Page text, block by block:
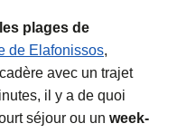
les plages de
de Elafonissos,
avec un trajet
il y a de quoi
séjour ou un week-